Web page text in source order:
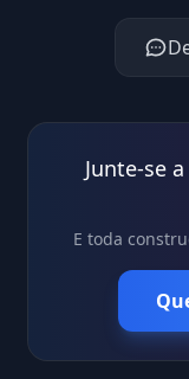
Junte-se
E toda